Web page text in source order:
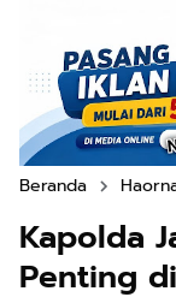
Beranda
Kapolda
Penting